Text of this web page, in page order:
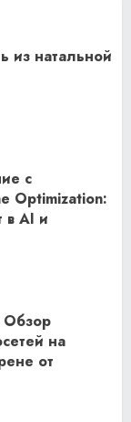
из натальной
с
Optimization:
в AI и
Обзор
на
от